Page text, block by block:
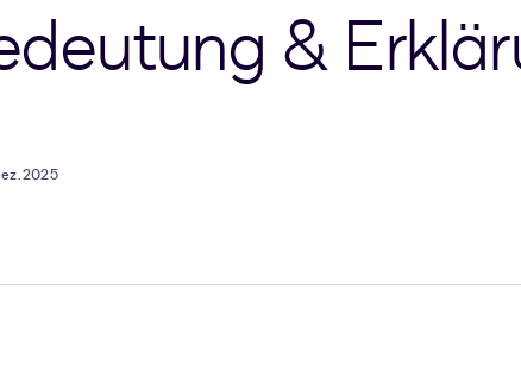
&
2025